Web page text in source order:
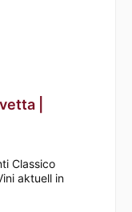
|
Classico
aktuell in